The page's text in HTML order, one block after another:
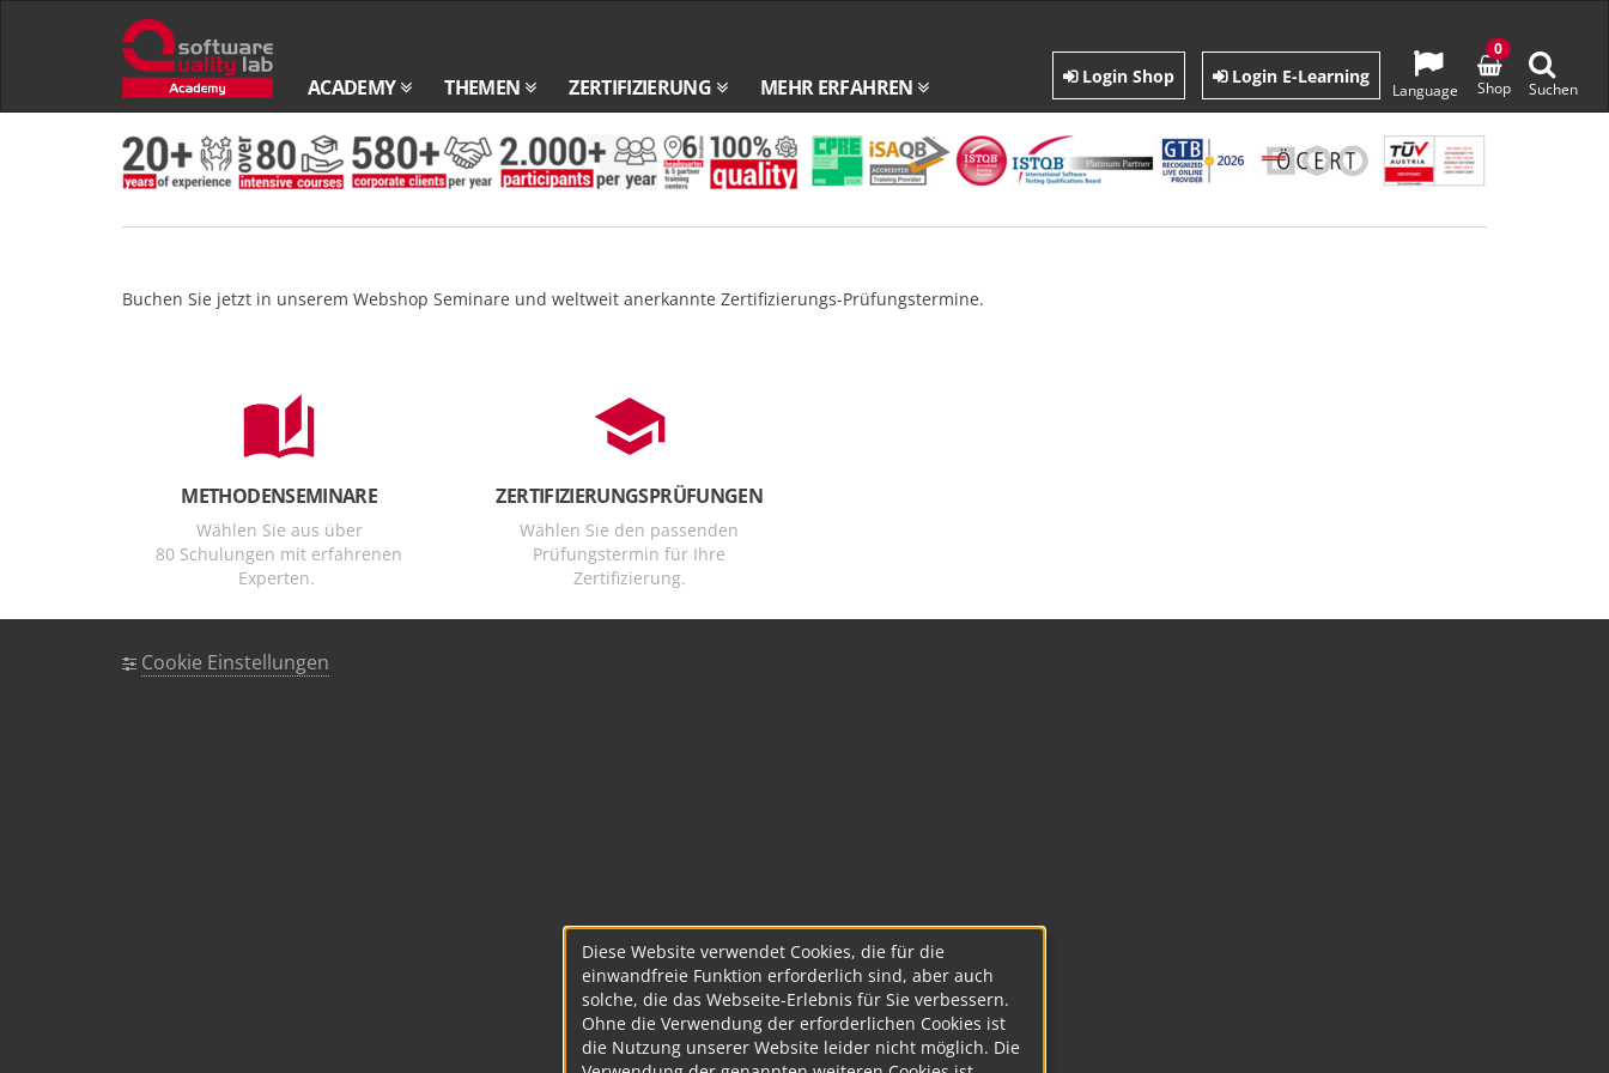
Zum
Zur
Startseite
ACADEMY THEMEN ZERTIFIZIERUNG MEHR ERFAHREN Language
Login Shop Login E-Learning
Shop
0
Suchen
Buchen Sie jetzt in unserem Webshop Seminare und weltweit anerkannte Zertifizierungs-Prüfungstermine.
METHODENSEMINARE
Wählen Sie aus über
80 Schulungen mit erfahrenen
Experten.
ZERTIFIZIERUNGSPRÜFUNGEN
Wählen Sie den passenden
Prüfungstermin für Ihre
Zertifizierung.
Cookie Einstellungen
Diese Website verwendet Cookies, die für die
einwandfreie Funktion erforderlich sind, aber auch
solche, die das Webseite-Erlebnis für Sie verbessern.
Ohne die Verwendung der erforderlichen Cookies ist
die Nutzung unserer Website leider nicht möglich. Die